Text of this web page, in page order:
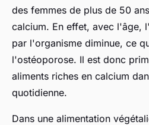
des femmes de plus de 50
calcium. En effet, avec l'âge,
par l'organisme diminue, ce
l'ostéoporose. Il est donc
aliments riches en calcium
quotidienne.
Dans une alimentation